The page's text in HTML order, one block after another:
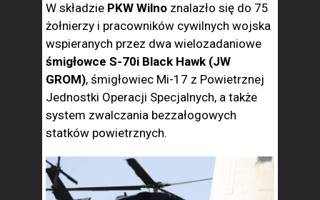
W składzie PKW Wilno znalazło się do 75
żołnierzy i pracowników cywilnych wojska
wspieranych przez dwa wielozadaniowe
śmigłowce S-70i Black Hawk (JW
GROM), śmigłowiec Mi-17 z Powietrznej
Jednostki Operacji Specjalnych, a także
system zwalczania bezzałogowych
statków powietrznych.